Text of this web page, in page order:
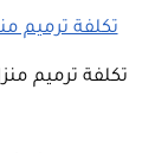
تكلفة ترميم